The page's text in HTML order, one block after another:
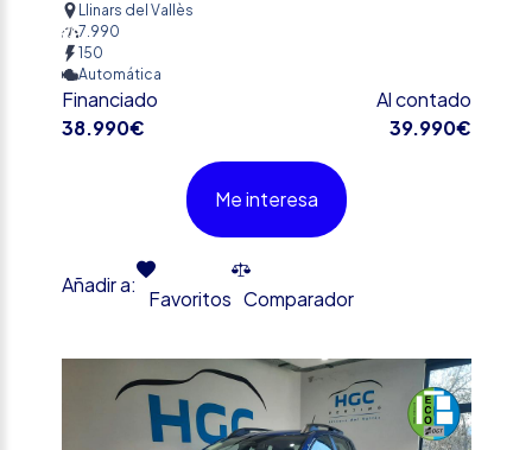
Llinars del Vallès
7.990
150
Automática
Financiado
38.990€
Al contado
39.990€
Me interesa
Añadir a:
Favoritos Comparador